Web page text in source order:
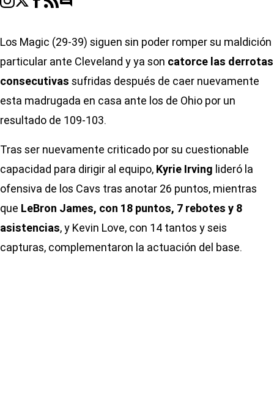
Go to comments seciton
Los Magic (29-39) siguen sin poder romper su maldición
particular ante Cleveland y ya son catorce las derrotas
consecutivas sufridas después de caer nuevamente
esta madrugada en casa ante los de Ohio por un
resultado de 109-103.
Tras ser nuevamente criticado por su cuestionable
capacidad para dirigir al equipo, Kyrie Irving lideró la
ofensiva de los Cavs tras anotar 26 puntos, mientras
que LeBron James, con 18 puntos, 7 rebotes y 8
asistencias, y Kevin Love, con 14 tantos y seis
capturas, complementaron la actuación del base.